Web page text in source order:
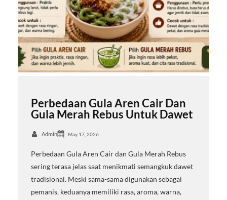
Perbedaan Gula Aren Cair Dan
Gula Merah Rebus Untuk Dawet
Admin May 17, 2026
Perbedaan Gula Aren Cair dan Gula Merah Rebus
sering terasa jelas saat menikmati semangkuk dawet
tradisional. Meski sama-sama digunakan sebagai
pemanis, keduanya memiliki rasa, aroma, warna,